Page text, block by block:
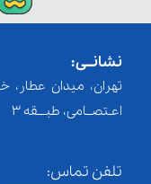
نشانــی:
اعـتصــامی، طبـــقه 3
تلفن تماس: